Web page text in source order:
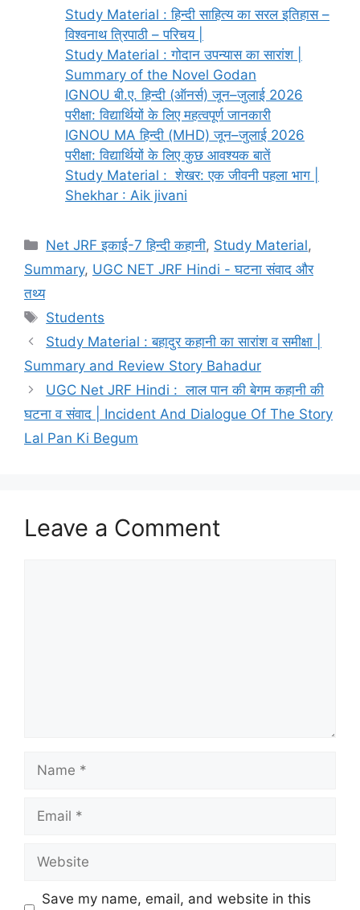
Study Material : हिन्दी साहित्य का सरल इतिहास –
विश्वनाथ त्रिपाठी – परिचय |
Study Material : गोदान उपन्यास का सारांश |
Summary of the Novel Godan
IGNOU बी.ए. हिन्दी (ऑनर्स) जून–जुलाई 2026
परीक्षा: विद्यार्थियों के लिए महत्वपूर्ण जानकारी
IGNOU MA हिन्दी (MHD) जून–जुलाई 2026
परीक्षा: विद्यार्थियों के लिए कुछ आवश्यक बातें
Study Material : शेखर: एक जीवनी पहला भाग |
Shekhar : Aik jivani
Net JRF इकाई-7 हिन्दी कहानी, Study Material,
Summary, UGC NET JRF Hindi - घटना संवाद और
तथ्य
Students
Study Material : बहादुर कहानी का सारांश व समीक्षा |
Summary and Review Story Bahadur
UGC Net JRF Hindi : लाल पान की बेगम कहानी की
घटना व संवाद | Incident And Dialogue Of The Story
Lal Pan Ki Begum
Leave a Comment
Save my name, email, and website in this